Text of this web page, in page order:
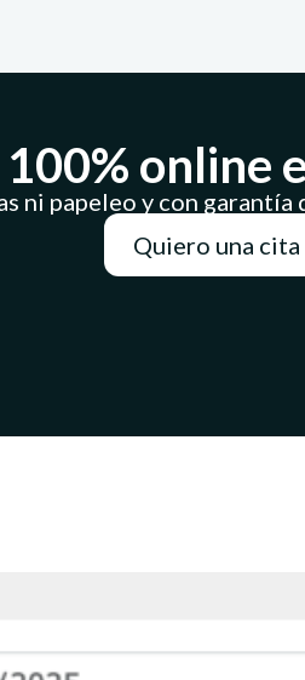
online
ni papeleo y con garantía
Quiero una cita